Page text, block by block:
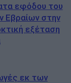
εφόδου του
Εβραίων στην
εξέταση
εκ των